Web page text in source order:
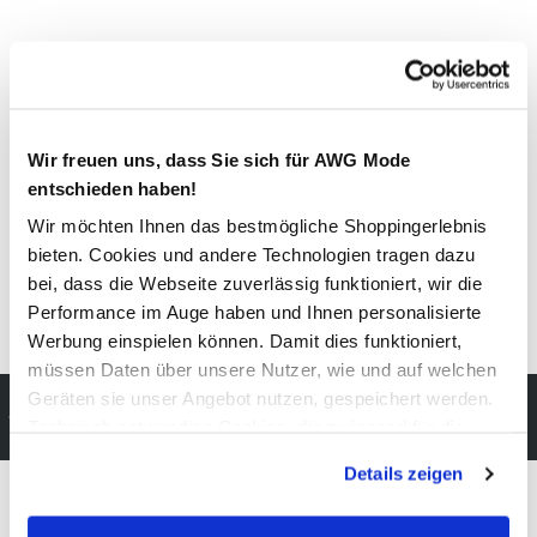
Wir freuen uns, dass Sie sich für AWG Mode
entschieden haben!
Wir möchten Ihnen das bestmögliche Shoppingerlebnis
bieten. Cookies und andere Technologien tragen dazu
bei, dass die Webseite zuverlässig funktioniert, wir die
Performance im Auge haben und Ihnen personalisierte
Werbung einspielen können. Damit dies funktioniert,
müssen Daten über unsere Nutzer, wie und auf welchen
Geräten sie unser Angebot nutzen, gespeichert werden.
werden, werden bei der Nutzung der Webseite auf jeden
Fall gesetzt. Cookies von Drittanbietern für Analyse- oder
Details zeigen
Pflegehinweise
Details zur Produktsicherheit anzeigen
Kostenfreie Rücksendung